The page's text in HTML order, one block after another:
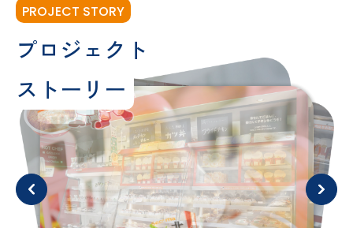
PROJECT STORY
プロジェクト
ストーリー